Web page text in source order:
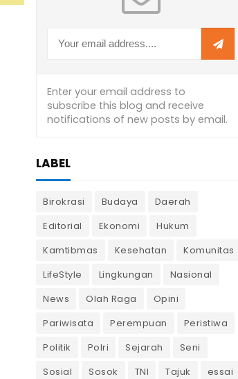
LABEL
Birokrasi Budaya
Daerah
Editorial
Ekonomi
Hukum
Kamtibmas
Kesehatan
Komunitas
LifeStyle
Lingkungan
Nasional
News
Olah Raga
Opini
Pariwisata
Perempuan
Peristiwa
Politik
Polri Sejarah
Seni
Sosial
Sosok TNI Tajuk essai